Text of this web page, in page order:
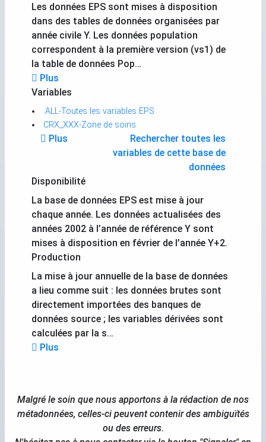
Les données EPS sont mises à disposition
dans des tables de données organisées par
année civile Y. Les données population
correspondent à la première version (vs1) de
la table de données Pop…
Plus
Variables
.ALL-Toutes les variables EPS
CRX_XXX-Zone de soins
Plus
Rechercher toutes les
variables de cette base de
données
Disponibilité
La base de données EPS est mise à jour
chaque année. Les données actualisées des
années 2002 à l’année de référence Y sont
mises à disposition en février de l’année Y+2.
Production
La mise à jour annuelle de la base de données
a lieu comme suit : les données brutes sont
directement importées des banques de
données source ; les variables dérivées sont
calculées par la s…
Plus
Malgré le soin que nous apportons à la rédaction de nos
métadonnées, celles-ci peuvent contenir des ambiguïtés
ou des erreurs.